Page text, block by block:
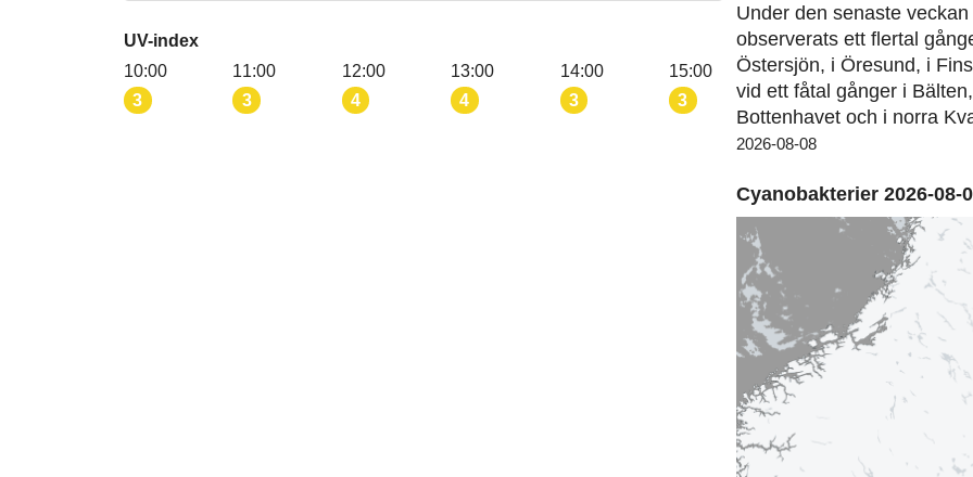
UV-index
10:00
3
11:00
3
12:00
4
13:00
4
14:00
3
15:00
3
Under den senaste
observerats ett flertal
Östersjön, i Öresund, i
vid ett fåtal gånger i
Bottenhavet och i norra
2026-08-08
Cyanobakterier 2026-08-